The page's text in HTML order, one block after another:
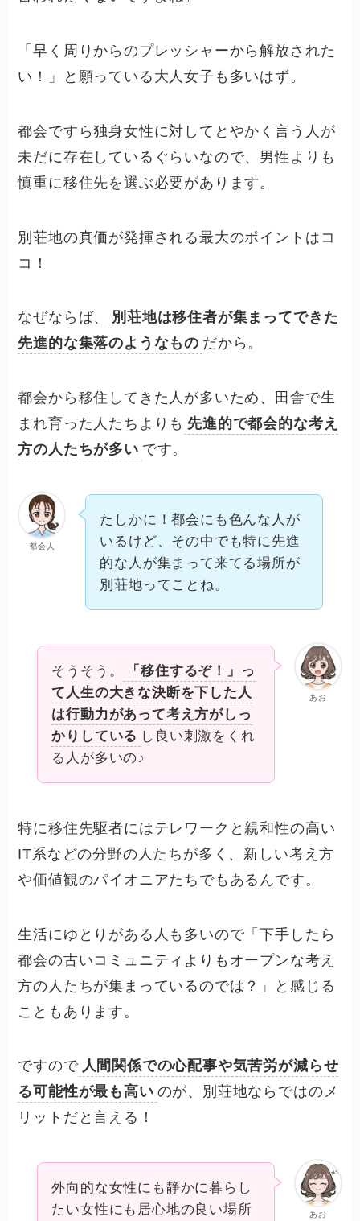
「早く周りからのプレッシャーから解放された
い！」と願っている大人女子も多いはず。
都会ですら独身女性に対してとやかく言う人が
未だに存在しているぐらいなので、男性よりも
慎重に移住先を選ぶ必要があります。
別荘地の真価が発揮される最大のポイントはコ
コ！
なぜならば、
別荘地は移住者が集まってできた
先進的な集落のようなもの だから。
都会から移住してきた人が多いため、田舎で生
まれ育った人たちよりも 先進的で都会的な考え
方の人たちが多い です。
都会人
たしかに！都会にも色んな人が
いるけど、その中でも特に先進
的な人が集まって来てる場所が
別荘地ってことね。
あお
そうそう。
「移住するぞ！」っ
て人生の大きな決断を下した人
は行動力があって考え方がしっ
かりしている し良い刺激をくれ
る人が多いの♪
特に移住先駆者にはテレワークと親和性の高い
IT系などの分野の人たちが多く、新しい考え方
や価値観のパイオニアたちでもあるんです。
生活にゆとりがある人も多いので「下手したら
都会の古いコミュニティよりもオープンな考え
方の人たちが集まっているのでは？」と感じる
こともあります。
ですので 人間関係での心配事や気苦労が減らせ
る可能性が最も高い のが、別荘地ならではのメ
リットだと言える！
あお
外向的な女性にも静かに暮らし
たい女性にも居心地の良い場所